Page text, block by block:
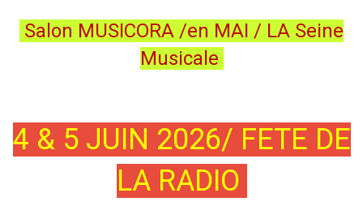
Salon MUSICORA /en MAI / LA Seine
Musicale
4 & 5 JUIN 2026/ FETE DE
LA RADIO